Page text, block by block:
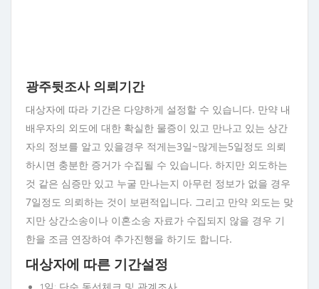
광주뒷조사 의뢰기간
대상자에 따라 기간은 다양하게 설정할 수 있습니다. 만약 내
배우자의 외도에 대한 확실한 물증이 있고 만나고 있는 상간
자의 정보를 알고 있을경우 적게는3일~많게는5일정도 의뢰
하시면 충분한 증거가 수집될 수 있습니다. 하지만 외도하는
것 같은 심증만 있고 누굴 만나는지 아무런 정보가 없을 경우
7일정도 의뢰하는 것이 보편적입니다. 그리고 만약 외도는 맞
지만 상간소송이나 이혼소송 자료가 수집되지 않을 경우 기
한을 조금 연장하여 추가진행을 하기도 합니다.
대상자에 따른 기간설정